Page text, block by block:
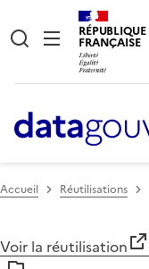
RÉPUBLIQUE
FRANÇAISE
Accueil Réutilisations
Voir la réutilisation